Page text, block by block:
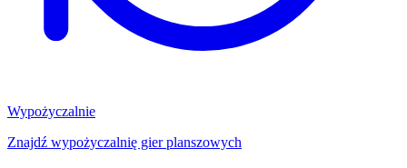
Wypożyczalnie
Znajdź wypożyczalnię gier planszowych